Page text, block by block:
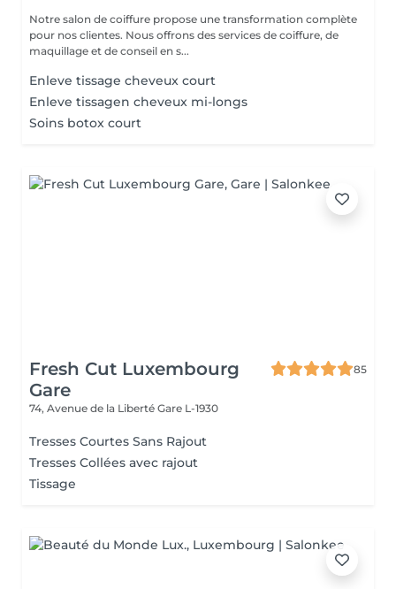
Notre salon de coiffure propose une transformation complète
pour nos clientes. Nous offrons des services de coiffure, de
maquillage et de conseil en s...
Enleve tissage cheveux court
Enleve tissagen cheveux mi-longs
Soins botox court
Fresh Cut Luxembourg
Gare
85
74, Avenue de la Liberté Gare L-1930
Tresses Courtes Sans Rajout
Tresses Collées avec rajout
Tissage